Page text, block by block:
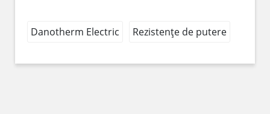
Danotherm Electric Rezistențe de putere